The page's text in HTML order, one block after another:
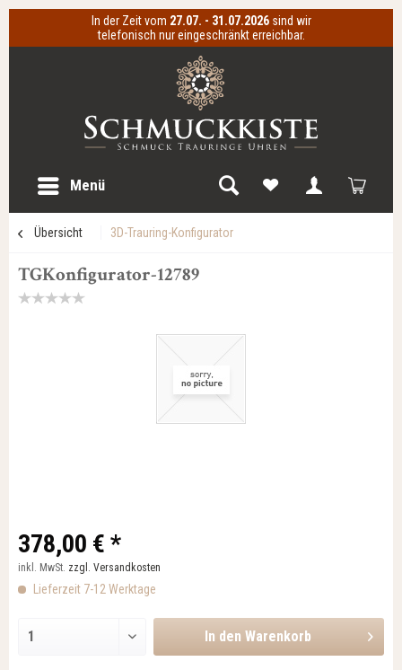
In der Zeit vom 27.07. - 31.07.2026 sind wir
telefonisch nur eingeschränkt erreichbar.
Menü
Übersicht 3D-Trauring-Konfigurator
TGKonfigurator-12789
378,00 € *
inkl. MwSt. zzgl. Versandkosten
Lieferzeit 7-12 Werktage
In den Warenkorb